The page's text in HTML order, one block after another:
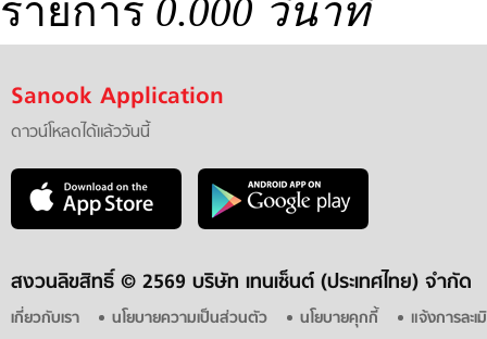
รายการ 0.000 วินาที
Sanook Application
ดาวน์โหลดได้แล้ววันนี้
สงวนลิขสิทธิ์ © 2569 บริษัท เทนเซ็นต์ (ประเทศไทย) จำกัด
เกี่ยวกับเรา นโยบายความเป็นส่วนตัว นโยบายคุกกี้ แจ้งการละ